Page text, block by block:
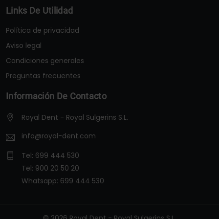
Links De Utilidad
Política de privacidad
Aviso legal
Condiciones generales
Preguntas frecuentes
Información De Contacto
Royal Dent - Royal Sulgerins S.L.
info@royal-dent.com
Tel: 699 444 530
Tel: 900 20 50 20
Whatsapp: 699 444 530